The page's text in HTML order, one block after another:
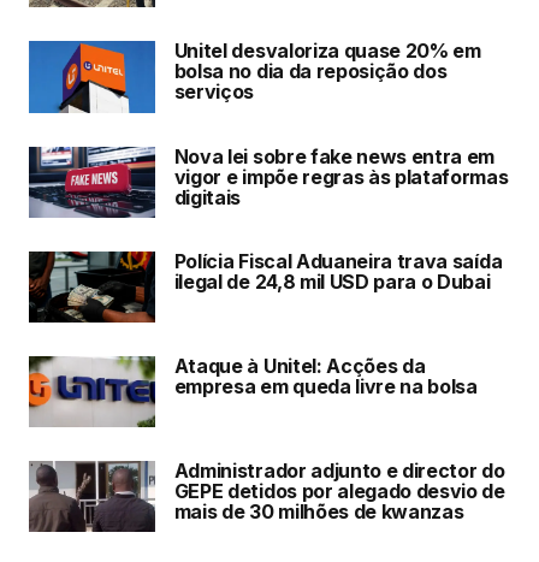
Unitel desvaloriza quase 20% em
bolsa no dia da reposição dos
serviços
Nova lei sobre fake news entra em
vigor e impõe regras às plataformas
digitais
Polícia Fiscal Aduaneira trava saída
ilegal de 24,8 mil USD para o Dubai
Ataque à Unitel: Acções da
empresa em queda livre na bolsa
Administrador adjunto e director do
GEPE detidos por alegado desvio de
mais de 30 milhões de kwanzas